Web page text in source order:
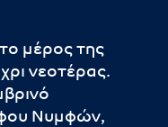
μέρος της
νεοτέρας.
Νυμφών,